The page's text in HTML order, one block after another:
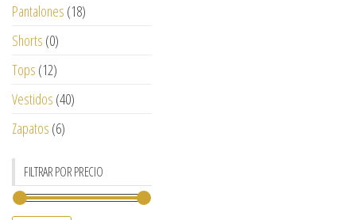
Pantalones (18)
Shorts (0)
Tops (12)
Vestidos (40)
Zapatos (6)
FILTRAR POR PRECIO